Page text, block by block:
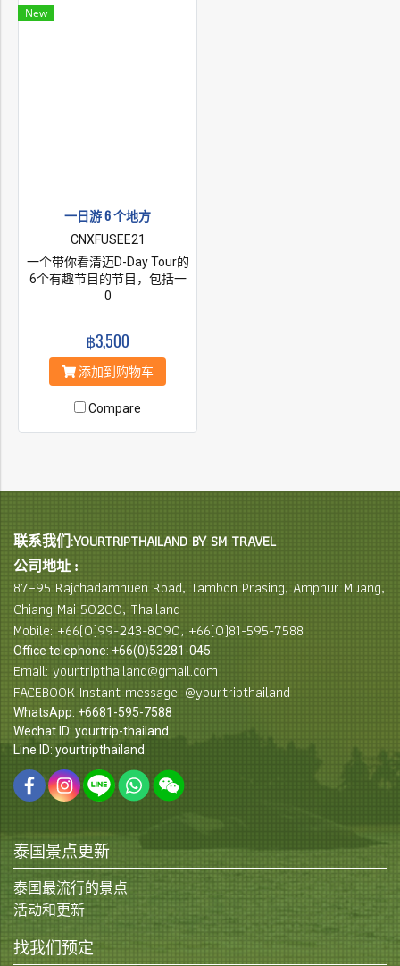
New
一日游 6 个地方
CNXFUSEE21
一个带你看清迈D-Day Tour的
6个有趣节目的节目，包括一
天6个有趣的节目。 我们已准
0
฿3,500
添加到购物车
Compare
联系我们:YOURTRIPTHAILAND BY SM TRAVEL
公司地址 :
87–95 Rajchadamnuen Road, Tambon Prasing, Amphur Muang,
Chiang Mai 50200, Thailand
Mobile: +66(0)99-243-8090, +66(0)81-595-7588
Office telephone: +66(0)53281-045
Email: yourtripthailand@gmail.com
FACEBOOK Instant message: @yourtripthailand
WhatsApp: +6681-595-7588
Wechat ID: yourtrip-thailand
Line ID: yourtripthailand
泰国景点更新
泰国最流行的景点
活动和更新
找我们预定